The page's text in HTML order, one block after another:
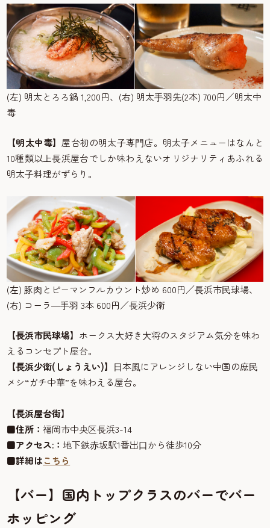
(左) 明太とろろ鍋 1,200円、(右) 明太⼿⽻先(2本) 700円／明太中
毒
【明太中毒】 屋台初の明太⼦専⾨店。明太⼦メニューはなんと
10種類以上⻑浜屋台でしか味わえないオリジナリティあふれる
明太⼦料理がずらり。
(左) 豚⾁とピーマンフルカウント炒め 600円／⻑浜市⺠球場、
(右) コーラ―⼿⽻ 3本 600円／⻑浜少衛
【⻑浜市⺠球場】 ホークス⼤好き⼤将のスタジアム気分を味わ
えるコンセプト屋台。
【⻑浜少衛(しょうえい)】 ⽇本⾵にアレンジしない中国の庶⺠
メシ“ガチ中華”を味わえる屋台。
【⻑浜屋台街】
■住所：福岡市中央区⻑浜3-14
■アクセス:： 地下鉄⾚坂駅1番出⼝から徒歩10分
■詳細はこちら
【バー】国内トップクラスのバーでバー
ホッピング